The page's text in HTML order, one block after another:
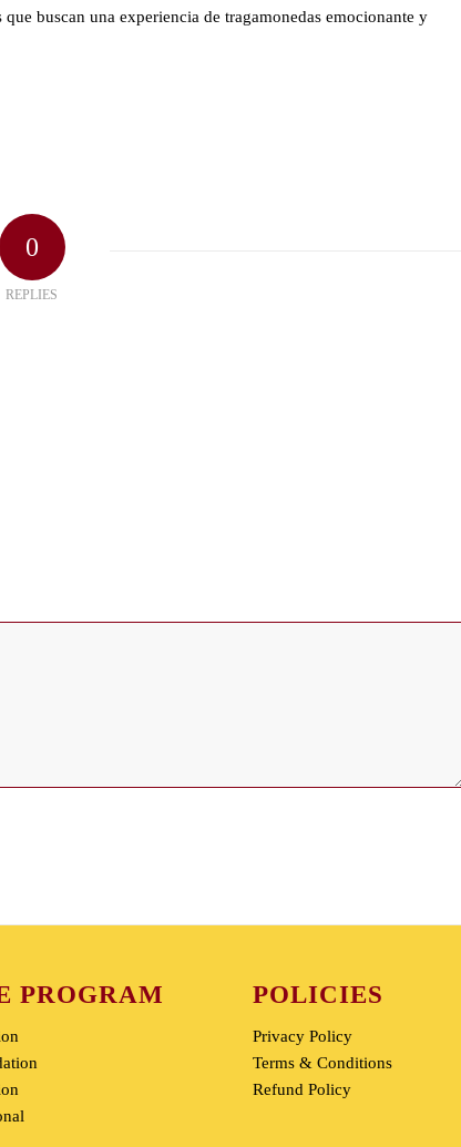
buscan una experiencia de tragamonedas emocionante y
0
REPLIES
PROGRAM POLICIES
Privacy Policy
Terms & Conditions
Refund Policy